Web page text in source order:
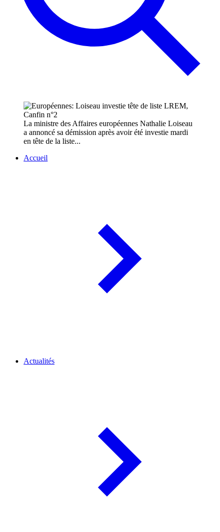
La ministre des Affaires européennes Nathalie Loiseau
a annoncé sa démission après avoir été investie mardi
en tête de la liste...
Accueil
Actualités